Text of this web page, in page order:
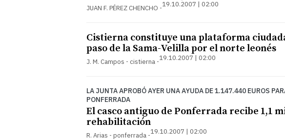
JUAN F. PÉREZ CHENCHO 19.10.2007 | 02:00
Cistierna constituye una plataforma
paso de la Sama-Velilla por el norte leonés
J. M. Campos - cistierna 19.10.2007 | 02:00
LA JUNTA APROBÓ AYER UNA AYUDA DE 1.147.440 EUROS
PONFERRADA
El casco antiguo de Ponferrada recibe 1,1
rehabilitación
R. Arias - ponferrada 19.10.2007 | 02:00